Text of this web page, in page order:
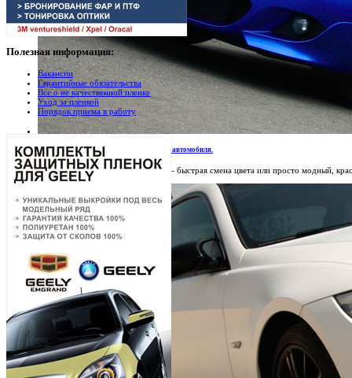
Глянцевые и матовые пленки для кузова автомобиля.
Автомобильные виниловые пленки - быстрая смена цвета или просто модный,
Полезнаяинформация:
Вакансии
Гарантийные обязательства
Все о не качественной пленке
Уход за пленкой
Порядок приема в работу